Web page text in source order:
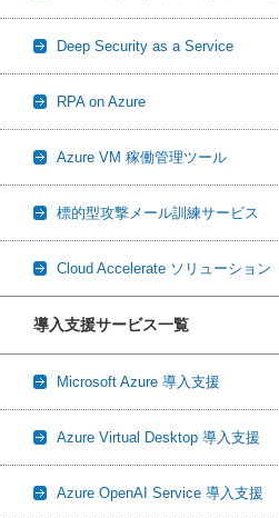
Deep Security as a Service
RPA on Azure
Azure VM 稼働管理ツール
標的型攻撃メール訓練サービス
Cloud Accelerate ソリューション
導入支援サービス一覧
Microsoft Azure 導入支援
Azure Virtual Desktop 導入支援
Azure OpenAI Service 導入支援